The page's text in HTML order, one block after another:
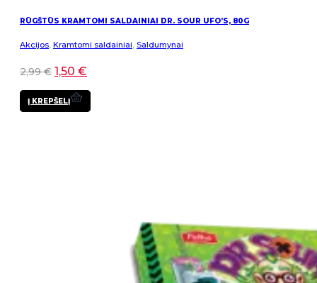
RŪGŠTŪS KRAMTOMI SALDAINIAI DR. SOUR UFO’S, 80G
Akcijos, Kramtomi saldainiai, Saldumynai
2,99€ 1,50 €
Į KREPŠELĮ